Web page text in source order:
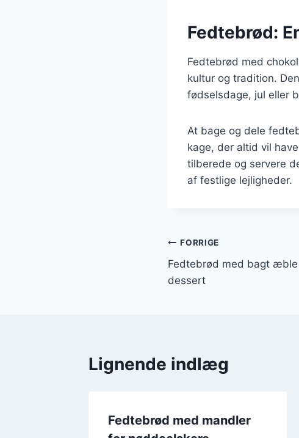
Fedtebrød:
Fedtebrød med
kultur og tradition.
fødselsdage, jul eller
At bage og dele
kage, der altid vil
tilberede og servere
af festlige lejligheder.
FORRIGE
Fedtebrød med bagt æble
dessert
Lignende indlæg
Fedtebrød med mandler